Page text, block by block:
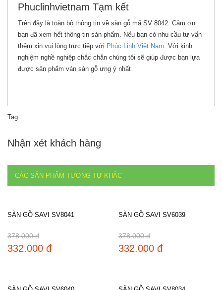
Phuclinhvietnam Tạm kết
Trên đây là toàn bộ thông tin về sàn gỗ mã SV 8042. Cảm ơn
bạn đã xem hết thông tin sản phẩm. Nếu bạn có nhu cầu tư vấn
thêm xin vui lòng trực tiếp với Phúc Linh Việt Nam. Với kinh
nghiệm nghề nghiệp chắc chắn chúng tôi sẽ giúp được bạn lựa
được sản phẩm ván sàn gỗ ưng ý nhất
Tag :
Nhận xét khách hàng
CÁC SẢN PHẨM TƯƠNG TỰ KHÁC
SÀN GỖ SAVI SV8041
378.000 đ
332.000 đ
SÀN GỖ SAVI SV6039
378.000 đ
332.000 đ